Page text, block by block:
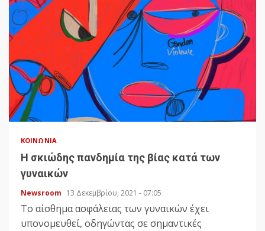
ΚΟΙΝΩΝΊΑ
H σκιώδης πανδημία της βίας κατά των
γυναικών
Newsroom 13 Δεκεμβρίου, 2021 - 07:05
Το αίσθημα ασφάλειας των γυναικών έχει
υπονομευθεί, οδηγώντας σε σημαντικές